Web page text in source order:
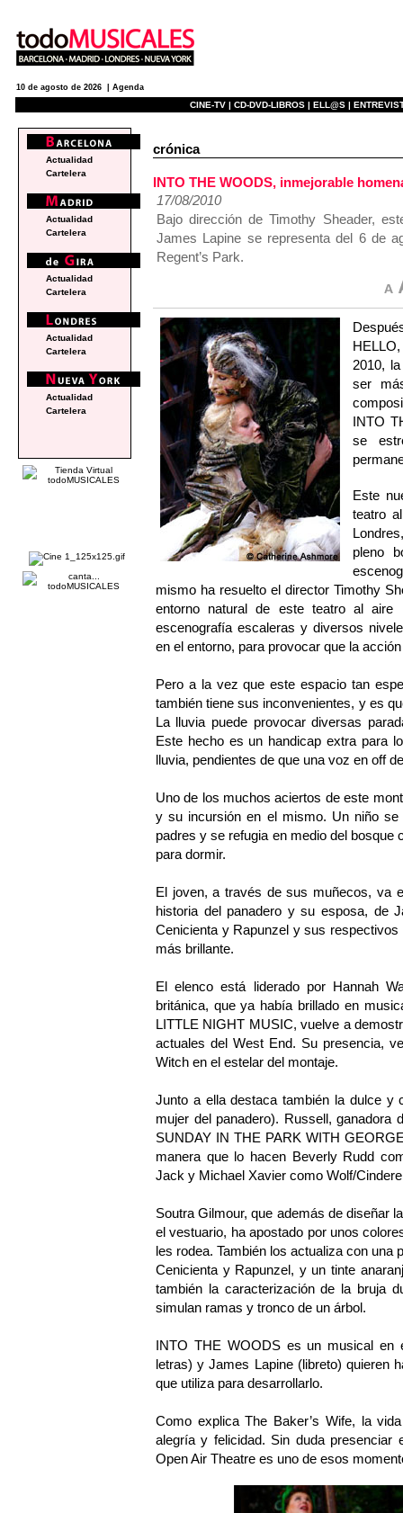
10 de agosto de 2026 | Agenda
CINE-TV | CD-DVD-LIBROS | ELL@S |
crónica
INTO THE WOODS, inmejorable
17/08/2010
Bajo dirección de Timothy Sheader,
James Lapine se representa del 6 de
Regent’s Park.
2010,
ser
INTO
se
Este
teatro
pleno
mismo ha resuelto el director Timothy
entorno natural de este teatro al
escenografía escaleras y diversos
en el entorno, para provocar que la
Pero a la vez que este espacio tan
también tiene sus inconvenientes, y es
La lluvia puede provocar diversas
Este hecho es un handicap extra para
lluvia, pendientes de que una voz en off
Uno de los muchos aciertos de este
y su incursión en el mismo. Un niño
padres y se refugia en medio del
para dormir.
El joven, a través de sus muñecos, va
historia del panadero y su esposa, de
Cenicienta y Rapunzel y sus
más brillante.
El elenco está liderado por Hannah
británica, que ya había brillado en
LITTLE NIGHT MUSIC, vuelve a
actuales del West End. Su presencia,
Witch en el estelar del montaje.
Junto a ella destaca también la dulce y
mujer del panadero). Russell, ganadora
SUNDAY IN THE PARK WITH
manera que lo hacen Beverly Rudd
Jack y Michael Xavier como Wolf/
Soutra Gilmour, que además de diseñar
el vestuario, ha apostado por unos
les rodea. También los actualiza con
Cenicienta y Rapunzel, y un tinte
también la caracterización de la bruja
simulan ramas y tronco de un árbol.
INTO THE WOODS es un musical en
letras) y James Lapine (libreto) quieren
que utiliza para desarrollarlo.
Como explica The Baker’s Wife, la
alegría y felicidad. Sin duda
Open Air Theatre es uno de esos
Actualidad
Cartelera
Actualidad
Cartelera
Actualidad
Cartelera
Actualidad
Cartelera
Actualidad
Cartelera